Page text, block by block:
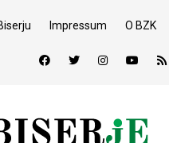
Impressum O BZK